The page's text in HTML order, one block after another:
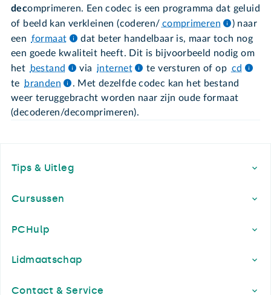
decomprimeren. Een codec is een programma dat geluid
of beeld kan verkleinen (coderen/ comprimeren
) naar
een formaat
dat beter handelbaar is, maar toch nog
een goede kwaliteit heeft. Dit is bijvoorbeeld nodig om
het
bestand via internet te versturen of op cd
te
branden
. Met dezelfde codec kan het bestand
weer teruggebracht worden naar zijn oude formaat
(decoderen/decomprimeren).
Tips & Uitleg
Cursussen
PCHulp
Lidmaatschap
Contact & Service